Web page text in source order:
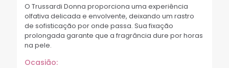
O Trussardi Donna proporciona uma experiência
olfativa delicada e envolvente, deixando um rastro
de sofisticação por onde passa. Sua fixação
prolongada garante que a fragrância dure por horas
na pele.
Ocasião: